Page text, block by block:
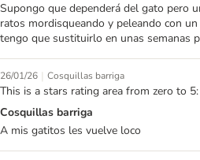
Supongo que dependerá del gato pero
ratos mordisqueando y peleando con
tengo que sustituirlo en unas semanas
26/01/26 | Cosquillas barriga
This is a stars rating area from zero to
Cosquillas barriga
A mis gatitos les vuelve loco